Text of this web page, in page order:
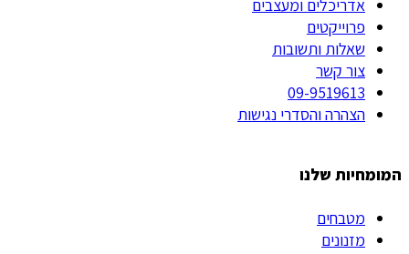
המומחיות שלנו
מטבחים
מזנונים
אדריכלים ומעצבים
פרוייקטים
שאלות ותשובות
צור קשר
09-9519613
הצהרה והסדרי נגישות